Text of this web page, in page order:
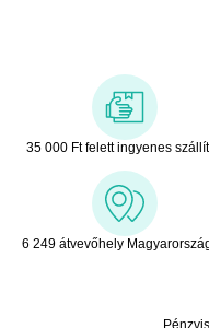
35 000 Ft felett ingyenes
6 249 átvevőhely